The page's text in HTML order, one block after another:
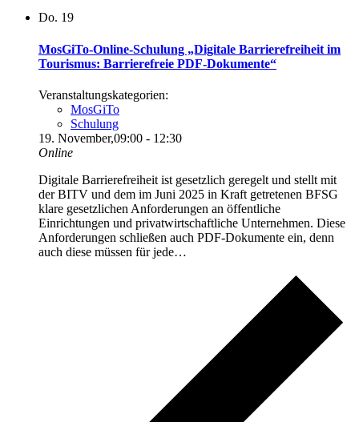
Do. 19
MosGiTo-Online-Schulung „Digitale Barrierefreiheit im
Tourismus: Barrierefreie PDF-Dokumente“
Veranstaltungskategorien:
MosGiTo
Schulung
19. November,09:00 - 12:30
Online
Digitale Barrierefreiheit ist gesetzlich geregelt und stellt mit
der BITV und dem im Juni 2025 in Kraft getretenen BFSG
klare gesetzlichen Anforderungen an öffentliche
Einrichtungen und privatwirtschaftliche Unternehmen. Diese
Anforderungen schließen auch PDF-Dokumente ein, denn
auch diese müssen für jede…